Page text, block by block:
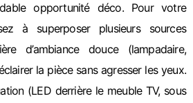
opportunité déco. Pour votre
à superposer plusieurs sources
d’ambiance douce (lampadaire,
la pièce sans agresser les yeux.
(LED derrière le meuble TV, sous